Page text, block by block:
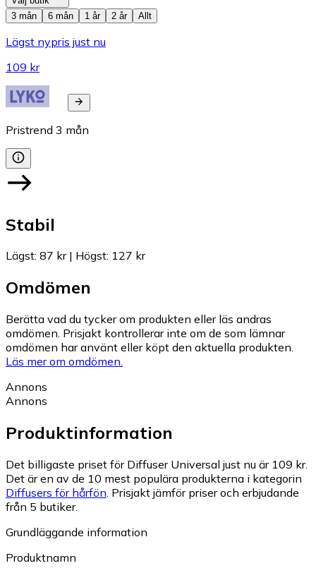
3 mån
6 mån 1 år 2 år Allt
Lägst nypris just nu
109 kr
Pristrend 3 mån
Stabil
Lägst: 87 kr| Högst: 127 kr
Omdömen
Berätta vad du tycker om produkten eller läs andras
omdömen. Prisjakt kontrollerar inte om de som lämnar
omdömen har använt eller köpt den aktuella produkten.
Läs mer om omdömen.
Annons
Annons
Produktinformation
Det billigaste priset för Diffuser Universal just nu är 109 kr.
Det är en av de 10 mest populära produkterna i kategorin
Diffusers för hårfön. Prisjakt jämför priser och erbjudande
från 5 butiker.
Grundläggande information
Produktnamn